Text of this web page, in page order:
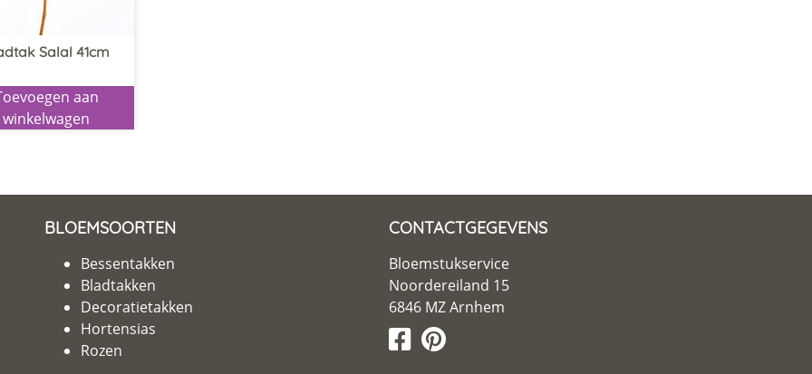
Salal 41cm
aan
winkelwagen
BLOEMSOORTEN
Bessentakken
Bladtakken
Decoratietakken
Hortensias
Rozen
CONTACTGEGEVENS
Bloemstukservice
Noordereiland 15
6846 MZ Arnhem